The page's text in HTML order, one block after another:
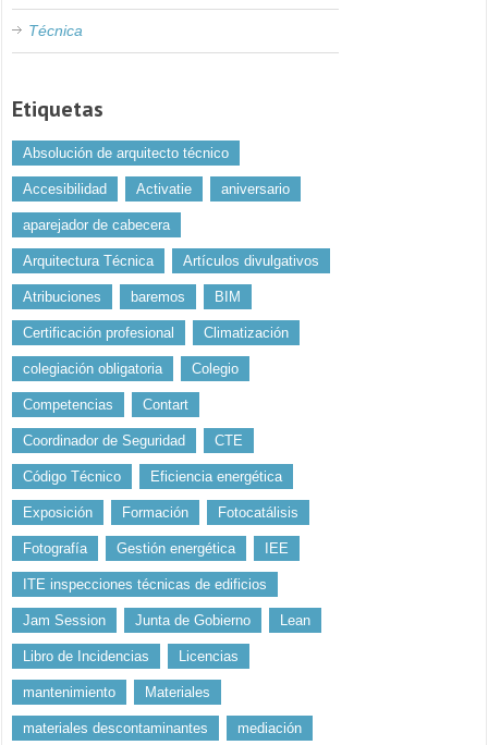
Técnica
Etiquetas
Absolución de arquitecto técnico
Accesibilidad Activatie aniversario
aparejador de cabecera
Arquitectura Técnica Artículos divulgativos
Atribuciones baremos BIM
Certificación profesional Climatización
colegiación obligatoria Colegio
Competencias Contart
Coordinador de Seguridad CTE
Código Técnico Eficiencia energética
Exposición Formación Fotocatálisis
Fotografía Gestión energética IEE
ITE inspecciones técnicas de edificios
Jam Session Junta de Gobierno Lean
Libro de Incidencias Licencias
mantenimiento Materiales
materiales descontaminantes mediación